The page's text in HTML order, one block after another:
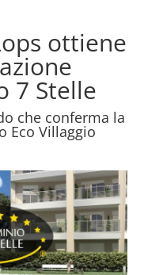
ottiene
7 Stelle
che conferma la
Eco Villaggio